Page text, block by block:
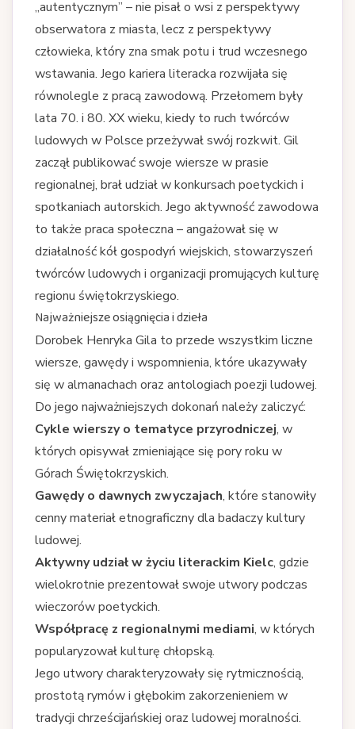
„autentycznym” – nie pisał o wsi z perspektywy
obserwatora z miasta, lecz z perspektywy
człowieka, który zna smak potu i trud wczesnego
wstawania. Jego kariera literacka rozwijała się
równolegle z pracą zawodową. Przełomem były
lata 70. i 80. XX wieku, kiedy to ruch twórców
ludowych w Polsce przeżywał swój rozkwit. Gil
zaczął publikować swoje wiersze w prasie
regionalnej, brał udział w konkursach poetyckich i
spotkaniach autorskich. Jego aktywność zawodowa
to także praca społeczna – angażował się w
działalność kół gospodyń wiejskich, stowarzyszeń
twórców ludowych i organizacji promujących kulturę
regionu świętokrzyskiego.
Najważniejsze osiągnięcia i dzieła
Dorobek Henryka Gila to przede wszystkim liczne
wiersze, gawędy i wspomnienia, które ukazywały
się w almanachach oraz antologiach poezji ludowej.
Do jego najważniejszych dokonań należy zaliczyć:
Cykle wierszy o tematyce przyrodniczej, w
których opisywał zmieniające się pory roku w
Górach Świętokrzyskich.
Gawędy o dawnych zwyczajach, które stanowiły
cenny materiał etnograficzny dla badaczy kultury
ludowej.
Aktywny udział w życiu literackim Kielc, gdzie
wielokrotnie prezentował swoje utwory podczas
wieczorów poetyckich.
Współpracę z regionalnymi mediami, w których
popularyzował kulturę chłopską.
Jego utwory charakteryzowały się rytmicznością,
prostotą rymów i głębokim zakorzenieniem w
tradycji chrześcijańskiej oraz ludowej moralności.